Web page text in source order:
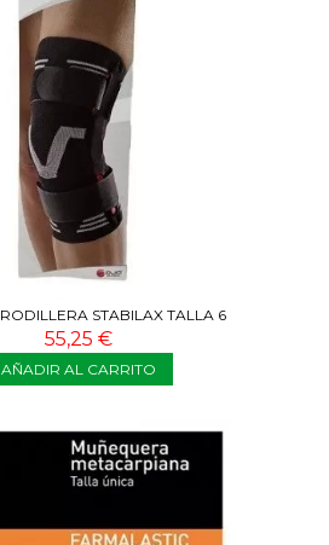
STABILAX TALLA 6
55,25 €
AÑADIR AL CARRITO